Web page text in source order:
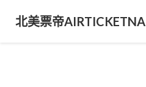
北美票帝AIRTICKETNA